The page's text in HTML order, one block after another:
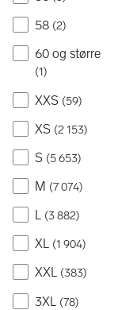
58 (2)
60 og større
(1)
XXS (59)
XS (2 153)
S (5 653)
M (7 074)
L (3 882)
XL (1 904)
XXL (383)
3XL (78)